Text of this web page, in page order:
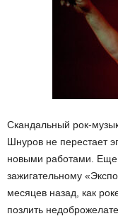
Скандальный рок-
Шнуров не перестает
новыми работами. Еще
зажигательному
месяцев назад, как
позлить